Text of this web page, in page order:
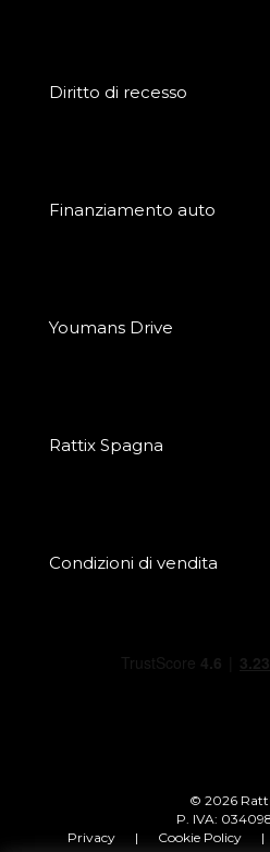
Diritto di recesso
Finanziamento auto
Youmans Drive
Rattix Spagna
Condizioni di vendita
© 2026
P. IVA:
Privacy
| Cookie Policy |